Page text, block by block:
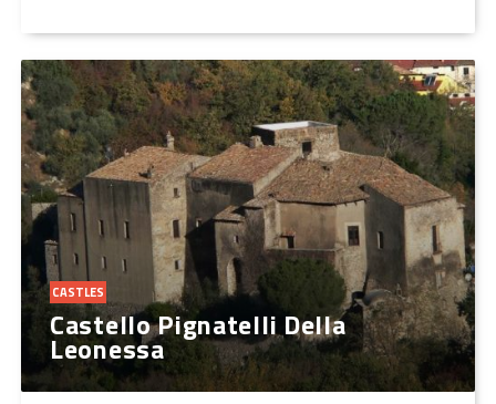
CASTLES
Castello Pignatelli Della
Leonessa